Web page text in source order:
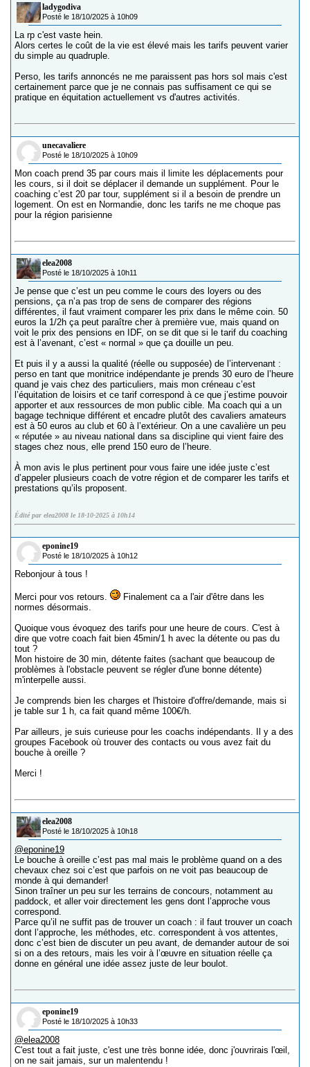
ladygodiva
Posté le 18/10/2025 à 10h09
La rp c'est vaste hein.
Alors certes le coût de la vie est élevé mais les tarifs peuvent varier
du simple au quadruple.
Perso, les tarifs annoncés ne me paraissent pas hors sol mais c'est
certainement parce que je ne connais pas suffisament ce qui se
pratique en équitation actuellement vs d'autres activités.
unecavaliere
Posté le 18/10/2025 à 10h09
Mon coach prend 35 par cours mais il limite les déplacements pour
les cours, si il doit se déplacer il demande un supplément. Pour le
coaching c’est 20 par tour, supplément si il a besoin de prendre un
logement. On est en Normandie, donc les tarifs ne me choque pas
pour la région parisienne
elea2008
Posté le 18/10/2025 à 10h11
Je pense que c’est un peu comme le cours des loyers ou des
pensions, ça n’a pas trop de sens de comparer des régions
différentes, il faut vraiment comparer les prix dans le même coin. 50
euros la 1/2h ça peut paraître cher à première vue, mais quand on
voit le prix des pensions en IDF, on se dit que si le tarif du coaching
est à l’avenant, c’est « normal » que ça douille un peu.
Et puis il y a aussi la qualité (réelle ou supposée) de l’intervenant :
perso en tant que monitrice indépendante je prends 30 euro de l’heure
quand je vais chez des particuliers, mais mon créneau c’est
l’équitation de loisirs et ce tarif correspond à ce que j’estime pouvoir
apporter et aux ressources de mon public cible. Ma coach qui a un
bagage technique différent et encadre plutôt des cavaliers amateurs
est à 50 euros au club et 60 à l’extérieur. On a une cavalière un peu
« réputée » au niveau national dans sa discipline qui vient faire des
stages chez nous, elle prend 150 euro de l’heure.
À mon avis le plus pertinent pour vous faire une idée juste c’est
d’appeler plusieurs coach de votre région et de comparer les tarifs et
prestations qu’ils proposent.
Édité par elea2008 le 18-10-2025 à 10h14
eponine19
Posté le 18/10/2025 à 10h12
Rebonjour à tous !
Merci pour vos retours.
Finalement ca a l'air d'être dans les
normes désormais.
Quoique vous évoquez des tarifs pour une heure de cours. C'est à
dire que votre coach fait bien 45min/1 h avec la détente ou pas du
tout ?
Mon histoire de 30 min, détente faites (sachant que beaucoup de
problèmes à l'obstacle peuvent se régler d'une bonne détente)
m'interpelle aussi.
Je comprends bien les charges et l'histoire d'offre/demande, mais si
je table sur 1 h, ca fait quand même 100€/h.
Par ailleurs, je suis curieuse pour les coachs indépendants. Il y a des
groupes Facebook où trouver des contacts ou vous avez fait du
bouche à oreille ?
Merci !
elea2008
Posté le 18/10/2025 à 10h18
@eponine19
Le bouche à oreille c’est pas mal mais le problème quand on a des
chevaux chez soi c’est que parfois on ne voit pas beaucoup de
monde à qui demander!
Sinon traîner un peu sur les terrains de concours, notamment au
paddock, et aller voir directement les gens dont l’approche vous
correspond.
Parce qu’il ne suffit pas de trouver un coach : il faut trouver un coach
dont l’approche, les méthodes, etc. correspondent à vos attentes,
donc c’est bien de discuter un peu avant, de demander autour de soi
si on a des retours, mais les voir à l’œuvre en situation réelle ça
donne en général une idée assez juste de leur boulot.
eponine19
Posté le 18/10/2025 à 10h33
@elea2008
C'est tout a fait juste, c'est une très bonne idée, donc j'ouvrirais l'œil,
on ne sait jamais, sur un malentendu !